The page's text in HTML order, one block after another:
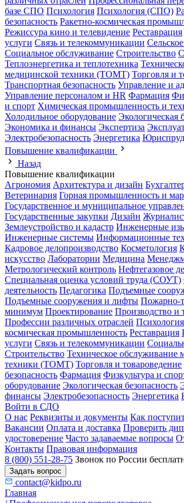
базе СПО Психология Психология (СПО)
безопасность Ракетно-космическая
Режиссура кино и телевидение Реставрация
услуги Связь и телекоммуникации
Социальное обслуживание Строительство
Теплоэнергетика и теплотехника
медицинской техники (ТОМТ) Торговля и
Транспортная безопасность Управление и
Управление персоналом и HR Фармация
и спорт Химическая промышленность и
Холодильное оборудование Экологическая
Экономика и финансы Экспертиза
Электробезопасность Энергетика
Повышение квалификации
Назад
Повышение квалификации
Агрономия Архитектура и дизайн
Ветеринария Горная промышленность и
Государственное и муниципальное
Государственные закупки Дизайн
Землеустройство и кадастр Инженерные
Инженерные системы Информационные
Кадровое делопроизводство Косметология
искусство Лаборатории Медицина
Метрологический контроль Нефтегазовое
Специальная оценка условий труда (СОУТ)
деятельность Педагогика Подъемные
Подъемные сооружения и лифты Пожарно-
минимум Проектирование Производство и
Профессии различных отраслей Психология
космическая промышленность Реставрация
услуги Связь и телекоммуникации
Строительство Техническое обслуживание
техники (ТОМТ) Торговля и товароведение
безопасность Фармация Физкультура и
оборудование Экологическая безопасность
финансы Электробезопасность Энергетика
Войти в СДО
О нас Реквизиты и документы Как
Вакансии Оплата и доставка Проверить
удостоверение Часто задаваемые вопросы
Контакты Правовая информация
8 (800) 551-28-75 Звонок по России
Задать вопрос
contact@kidpo.ru
Главная